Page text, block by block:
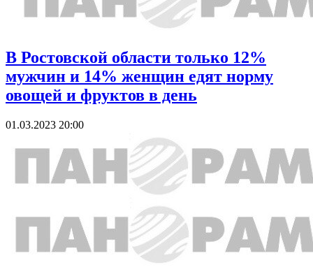
В Ростовской области только 12%
мужчин и 14% женщин едят норму
овощей и фруктов в день
01.03.2023 20:00